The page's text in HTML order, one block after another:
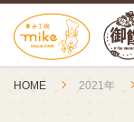
HOME 2021年